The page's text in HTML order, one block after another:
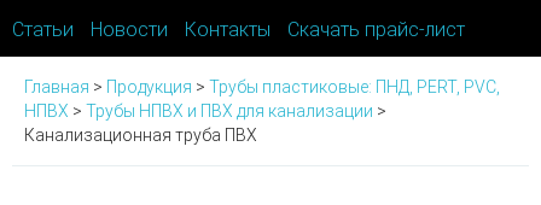
Статьи Новости Контакты Скачать прайс-лист
Главная > Продукция > Трубы пластиковые: ПНД, PERT, PVC,
НПВХ > Трубы НПВХ и ПВХ для канализации >
Канализационная труба ПВХ